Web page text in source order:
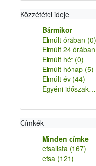
Közzététel ideje
Bármikor
Elmúlt órában (0)
Elmúlt 24 órában
Elmúlt hét (0)
Elmúlt hónap (5)
Elmúlt év (44)
Egyéni időszak…
Címkék
Minden címke
efsalista (167)
efsa (121)